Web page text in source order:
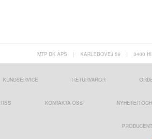
MTP DK APS | KARLEBOVEJ 59 | 3400
KUNDSERVICE RETURVAROR
RSS KONTAKTA OSS NYHETER